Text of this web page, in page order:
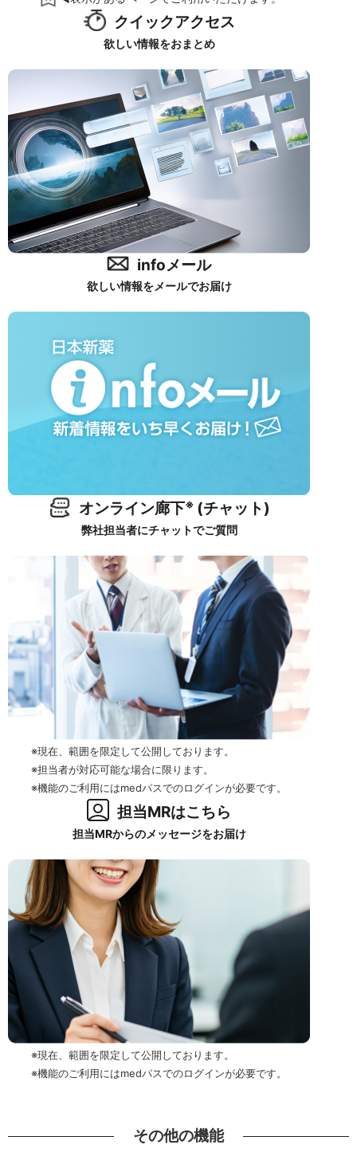
クイックアクセス
欲しい情報をおまとめ
infoメール
欲しい情報をメールでお届け
オンライン廊下※ (チャット)
弊社担当者にチャットでご質問
※現在、範囲を限定して公開しております。
※担当者が対応可能な場合に限ります。
※機能のご利用にはmedパスでのログインが必要です。
担当MRはこちら
担当MRからのメッセージをお届け
※現在、範囲を限定して公開しております。
※機能のご利用にはmedパスでのログインが必要です。
その他の機能